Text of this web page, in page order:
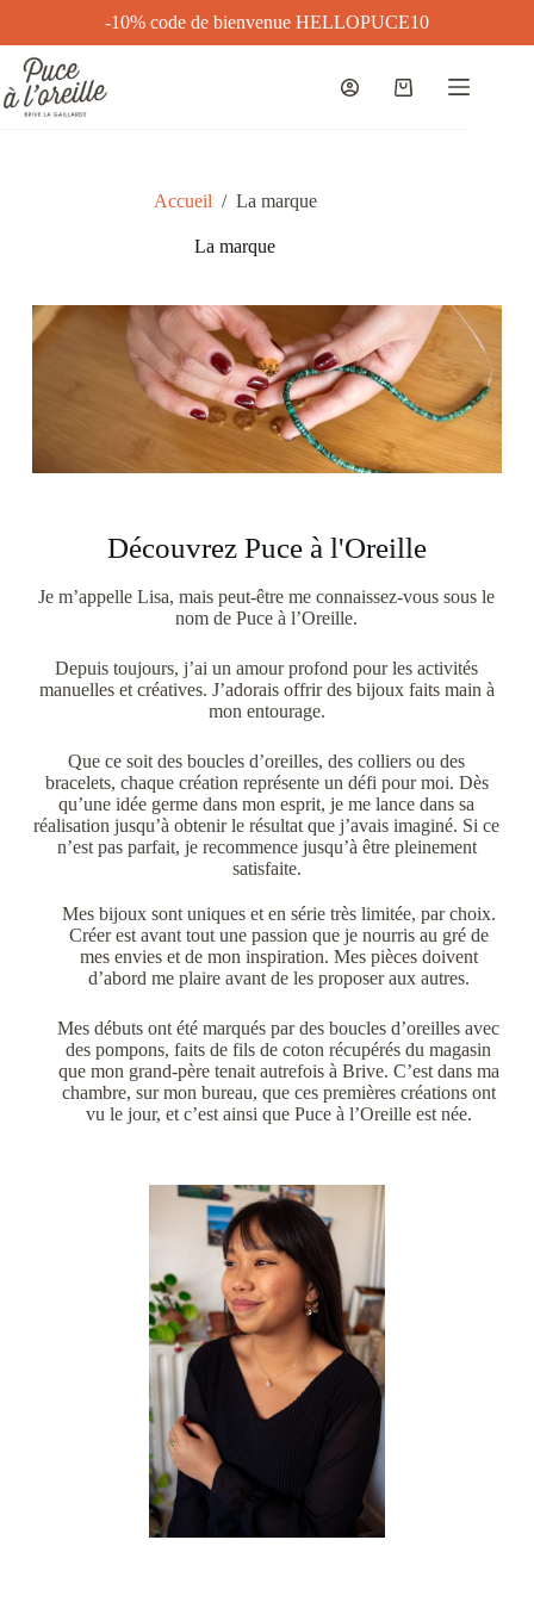
-10% code de bienvenue HELLOPUCE10
Accueil / La marque
La marque
Découvrez Puce à l'Oreille
Je m’appelleLisa, mais peut-être me connaissez-vous sous le
nom de Puce à l’Oreille.
Depuis toujours, j’ai un amour profond pour les activités
manuelles et créatives. J’adorais offrir des bijoux faits main à
mon entourage.
Que ce soit des boucles d’oreilles, des colliers ou des
bracelets, chaque création représente un défi pour moi. Dès
qu’une idée germe dans mon esprit, je me lance dans sa
réalisation jusqu’à obtenir le résultat que j’avais imaginé. Si ce
n’est pas parfait, je recommence jusqu’à être pleinement
satisfaite.
Mes bijoux sont uniques et en série très limitée, par choix.
Créer est avant tout une passion que je nourris au gré de
mes envies et de mon inspiration. Mes pièces doivent
d’abord me plaire avant de les proposer aux autres.
Mes débuts ont été marqués par des boucles d’oreilles avec
des pompons, faits de fils de coton récupérés du magasin
que mon grand-père tenait autrefois à Brive. C’est dans ma
chambre, sur mon bureau, que ces premières créations ont
vu le jour, et c’est ainsi que Puce à l’Oreille est née.